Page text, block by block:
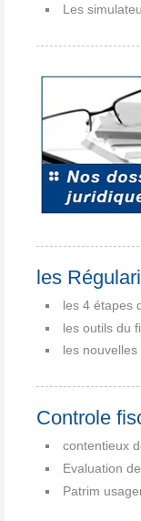
Les
les
les 4 étapes
les outils du
les
Controle
contentieux
Evaluation
Patrim